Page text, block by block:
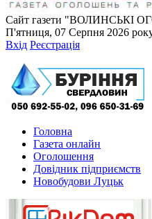
Сайт газети "ВОЛИНСЬКІ
П'ятниця, 07 Серпня 2026
Вхід Реєстрація
Головна
Газета онлайн
Оголошення
Довідник підприємств
Новобудови Луцьк